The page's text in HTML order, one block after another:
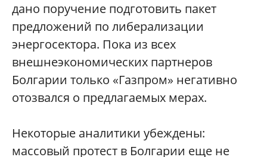
дано поручение подготовить пакет
предложений по либерализации
энергосектора. Пока из всех
внешнеэкономических партнеров
Болгарии только «Газпром» негативно
отозвался о предлагаемых мерах.
Некоторые аналитики убеждены:
массовый протест в Болгарии еще не